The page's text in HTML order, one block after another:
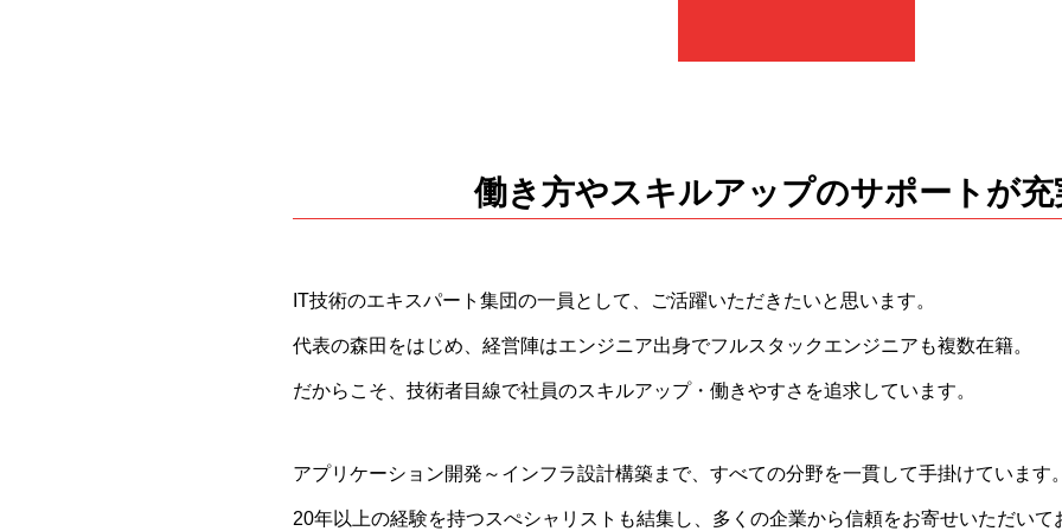
働き方やスキルアップのサポートが充
IT技術のエキスパート集団の一員として、ご活躍いただきたいと思います。
代表の森田をはじめ、経営陣はエンジニア出身でフルスタックエンジニアも複数在籍。
だからこそ、技術者目線で社員のスキルアップ・働きやすさを追求しています。
アプリケーション開発～インフラ設計構築まで、すべての分野を一貫して手掛けています。
20年以上の経験を持つスぺシャリストも結集し、多くの企業から信頼をお寄せいただいて